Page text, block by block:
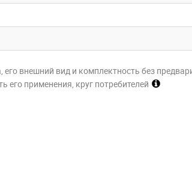
внешний вид и комплектность без
его применения, круг потребителей